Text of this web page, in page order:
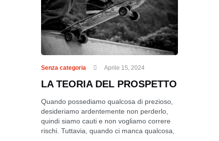
Senza categoria Aprile 15, 2024
LA TEORIA DEL PROSPETTO
Quando possediamo qualcosa di prezioso,
desideriamo ardentemente non perderlo,
quindi siamo cauti e non vogliamo correre
rischi. Tuttavia, quando ci manca qualcosa,